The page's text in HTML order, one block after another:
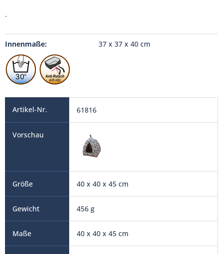
.
Innenmaße: 37 x 37 x 40 cm
61816
40 x 40 x 45 cm
456 g
40 x 40 x 45 cm